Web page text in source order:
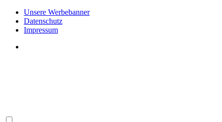
Unsere Werbebanner
Datenschutz
Impressum